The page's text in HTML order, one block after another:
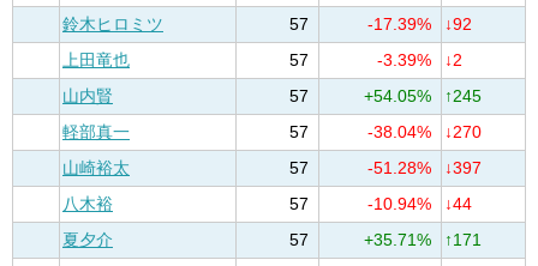
鈴木ヒロミツ
57 -17.39%
↓92
上田竜也
57 -3.39%
↓2
山内賢
57 +54.05%
↑245
軽部真一
57 -38.04%
↓270
山崎裕太
57 -51.28%
↓397
八木裕
57 -10.94%
↓44
夏夕介
57 +35.71%
↑171